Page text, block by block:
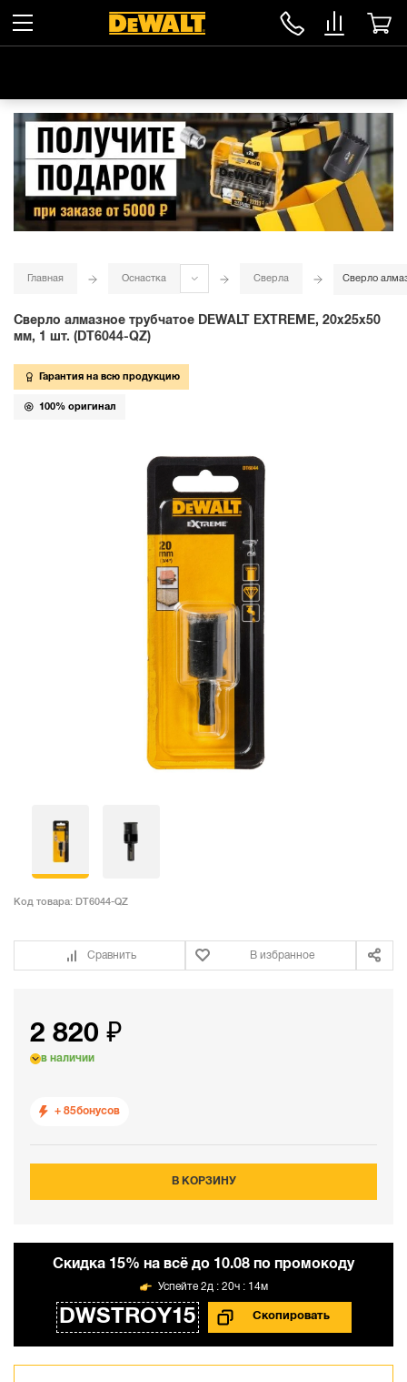
Главная Оснастка Сверла Сверло
Сверло алмазное трубчатое DEWALT EXTREME, 20x25x50
мм, 1 шт. (DT6044-QZ)
Гарантия на всю продукцию
100% оригинал
Код товара: DT6044-QZ
Сравнить В избранное
2 820 ₽
в наличии
+ 85бонусов
В КОРЗИНУ
Cкидка 15% на всё до 10.08 по промокоду
DWSTROY15
2д : 20ч : 14м